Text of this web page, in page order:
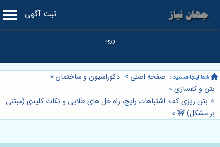
ثبت آگهی
صفحه اصلی » دکوراسیون و ساختمان »
بتن و کفسازی»
⭐️ بتن ریزی کف: اشتباهات رایج، راه حل های طلایی و نکات کلیدی (مبتنی
بر مشکل) 🚧»